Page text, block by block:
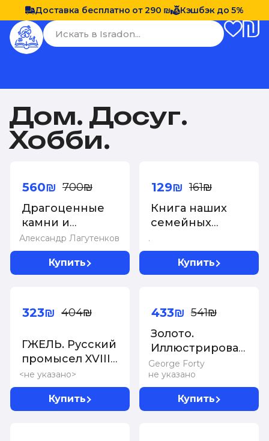
Доставка бесплатно от 290 ₪ Кэшбэк до 5%
Дом. Досуг.
Хобби.
Александр Лагутенков
Драгоценные
камни и
коллекционные
минералы
560₪ 700₪
Купить
.
Книга наших
семейных
129₪ 161₪
Купить
<не указано>
ГЖЕЛЬ. Русский
промысел XVIII-
XXI века
323₪ 404₪
Купить
George Forty
не указано
Золото.
Иллюстрированная
энциклопедия.
От первых
золотодобытчиков
433₪ 541₪
Купить